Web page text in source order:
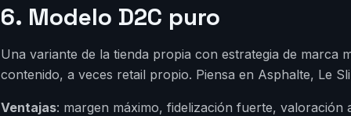
6. Modelo D2C puro
Una variante de la tienda propia con estrategia de marca
contenido, a veces retail propio. Piensa en Asphalte, Le
Ventajas: margen máximo, fidelización fuerte,